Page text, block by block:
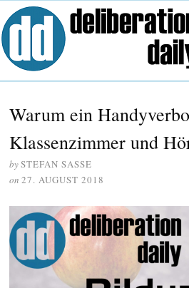
Warum ein
Klassenzimmer und
bySTEFAN SASSE
on 27. AUGUST 2018